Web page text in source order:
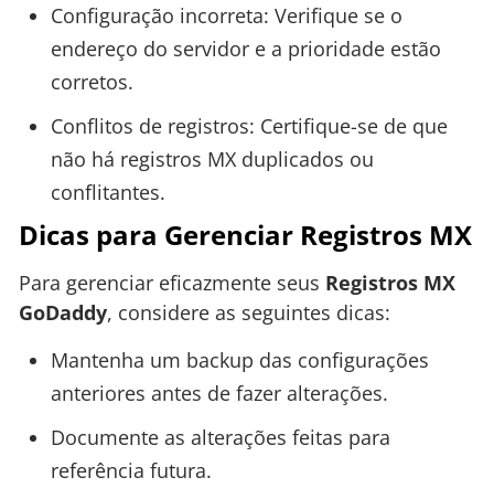
Configuração incorreta: Verifique se o
endereço do servidor e a prioridade estão
corretos.
Conflitos de registros: Certifique-se de que
não há registros MX duplicados ou
conflitantes.
Dicas para Gerenciar Registros MX
Para gerenciar eficazmente seus Registros MX
GoDaddy, considere as seguintes dicas:
Mantenha um backup das configurações
anteriores antes de fazer alterações.
Documente as alterações feitas para
referência futura.